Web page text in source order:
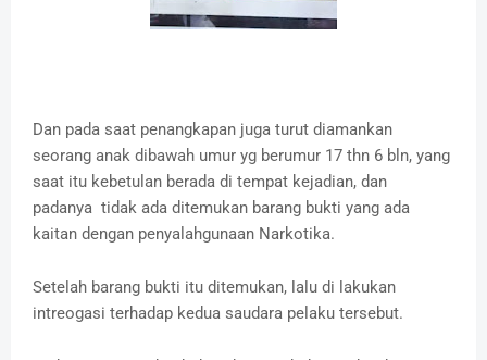
Dan pada saat penangkapan juga turut diamankan
seorang anak dibawah umur yg berumur 17 thn 6 bln, yang
saat itu kebetulan berada di tempat kejadian, dan
padanya tidak ada ditemukan barang bukti yang ada
kaitan dengan penyalahgunaan Narkotika.
Setelah barang bukti itu ditemukan, lalu di lakukan
intreogasi terhadap kedua saudara pelaku tersebut.